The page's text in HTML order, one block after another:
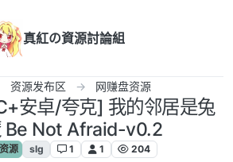
真紅の資源討論組
资源发布区 网赚盘资源
安卓/夸克] 我的邻居是兔
Be Not Afraid-v0.2
源 slg 1 1 204